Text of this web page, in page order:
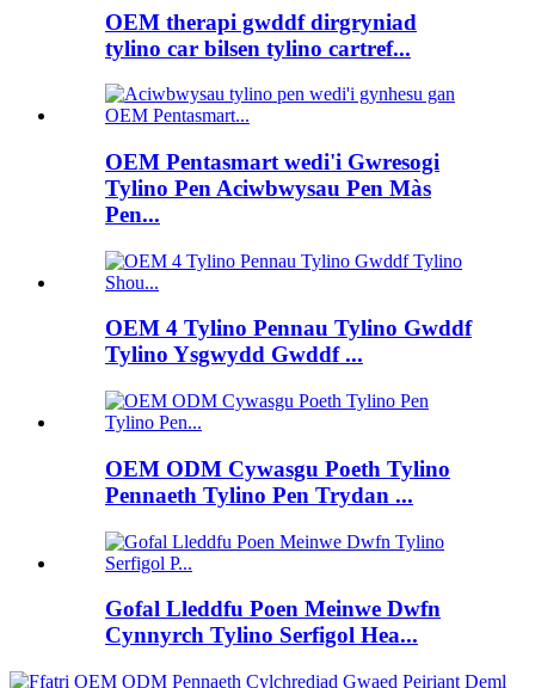
OEM therapi gwddf dirgryniad
tylino car bilsen tylino cartref...
OEM Pentasmart wedi'i Gwresogi
Tylino Pen Aciwbwysau Pen Màs
Pen...
OEM 4 Tylino Pennau Tylino Gwddf
Tylino Ysgwydd Gwddf ...
OEM ODM Cywasgu Poeth Tylino
Pennaeth Tylino Pen Trydan ...
Gofal Lleddfu Poen Meinwe Dwfn
Cynnyrch Tylino Serfigol Hea...